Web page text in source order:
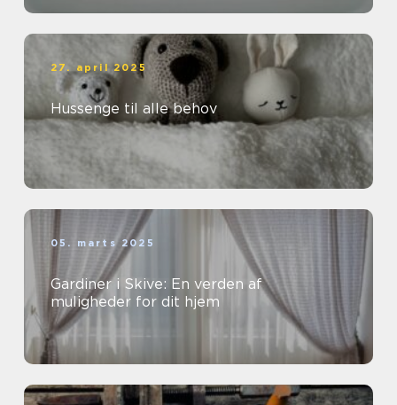
27. april 2025
Hussenge til alle behov
05. marts 2025
Gardiner i Skive: En verden af
muligheder for dit hjem